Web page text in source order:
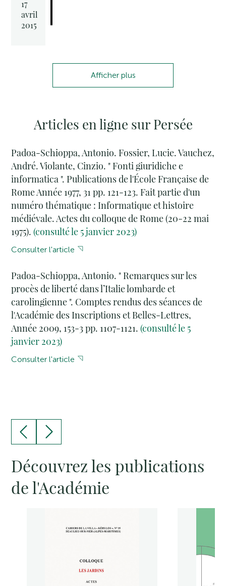
17
avril
2015
Afficher plus
Articles en ligne sur Persée
Padoa-Schioppa, Antonio. Fossier, Lucie. Vauchez,
André. Violante, Cinzio. " Fonti giuridiche e
informatica ". Publications de l'École Française de
Rome Année 1977, 31 pp. 121-123. Fait partie d'un
numéro thématique : Informatique et histoire
médiévale. Actes du colloque de Rome (20-22 mai
1975).(consulté le 5 janvier 2023)
Consulter l'article
Padoa-Schioppa, Antonio. " Remarques sur les
procès de liberté dans l’Italie lombarde et
carolingienne ". Comptes rendus des séances de
l'Académie des Inscriptions et Belles-Lettres,
Année 2009, 153-3 pp. 1107-1121.(consulté le 5
janvier 2023)
Consulter l'article
Découvrez les publications
de l'Académie